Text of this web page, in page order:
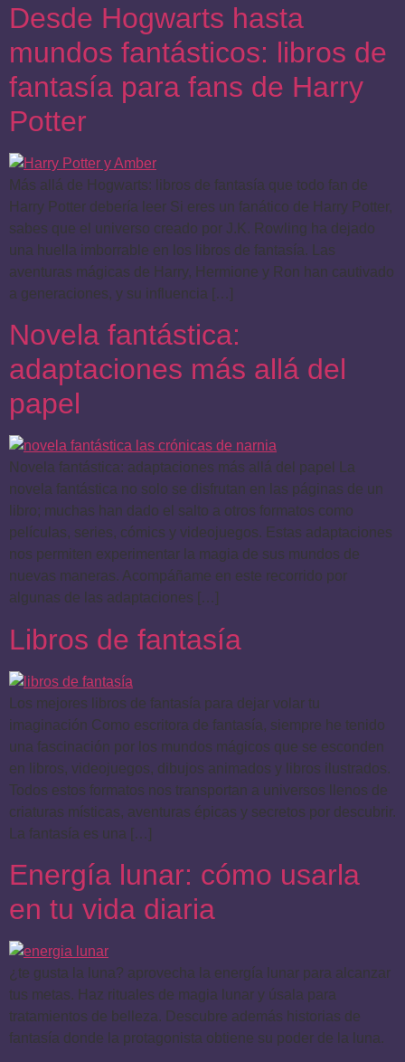
Desde Hogwarts hasta
mundos fantásticos: libros de
fantasía para fans de Harry
Potter
Más allá de Hogwarts: libros de fantasía que todo fan de
Harry Potter debería leer Si eres un fanático de Harry Potter,
sabes que el universo creado por J.K. Rowling ha dejado
una huella imborrable en los libros de fantasía. Las
aventuras mágicas de Harry, Hermione y Ron han cautivado
a generaciones, y su influencia […]
Novela fantástica:
adaptaciones más allá del
papel
Novela fantástica: adaptaciones más allá del papel La
novela fantástica no solo se disfrutan en las páginas de un
libro; muchas han dado el salto a otros formatos como
películas, series, cómics y videojuegos. Estas adaptaciones
nos permiten experimentar la magia de sus mundos de
nuevas maneras. Acompáñame en este recorrido por
algunas de las adaptaciones […]
Libros de fantasía
Los mejores libros de fantasía para dejar volar tu
imaginación Como escritora de fantasía, siempre he tenido
una fascinación por los mundos mágicos que se esconden
en libros, videojuegos, dibujos animados y libros ilustrados.
Todos estos formatos nos transportan a universos llenos de
criaturas místicas, aventuras épicas y secretos por descubrir.
La fantasía es una […]
Energía lunar: cómo usarla
en tu vida diaria
¿te gusta la luna? aprovecha la energía lunar para alcanzar
tus metas. Haz rituales de magia lunar y úsala para
tratamientos de belleza. Descubre además historias de
fantasía donde la protagonista obtiene su poder de la luna.